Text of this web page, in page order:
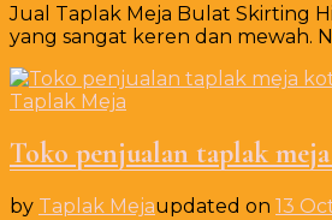
Jual Taplak Meja Bulat Skirting
yang sangat keren dan mewah.
Taplak Meja
Toko penjualan taplak
by Taplak Mejaupdated on 13